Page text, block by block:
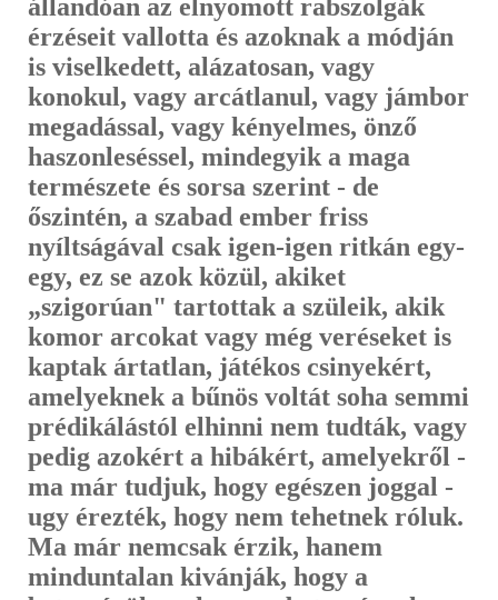
állandóan az elnyomott rabszolgák
érzéseit vallotta és azoknak a módján
is viselkedett, alázatosan, vagy
konokul, vagy arcátlanul, vagy jámbor
megadással, vagy kényelmes, önző
haszonleséssel, mindegyik a maga
természete és sorsa sze­rint - de
őszintén, a szabad ember friss
nyíltságával csak igen-igen ritkán egy-
egy, ez se azok közül, akiket
„szigorúan" tartottak a szüleik, akik
ko­mor arcokat vagy még veréseket is
kaptak ártatlan, játékos csinyekért,
amelyeknek a bűnös voltát soha semmi
prédikálástól elhinni nem tudták, vagy
pedig azokért a hibákért, amelyekről -
ma már tudjuk, hogy egészen joggal -
ugy érezték, hogy nem tehetnek róluk.
Ma már nemcsak érzik, hanem
minduntalan kivánják, hogy a